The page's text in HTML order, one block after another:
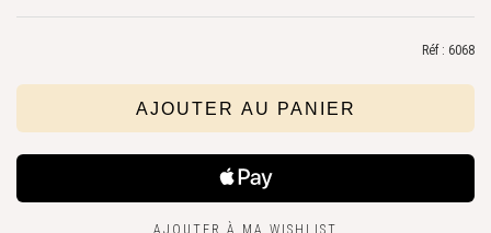
Réf : 6068